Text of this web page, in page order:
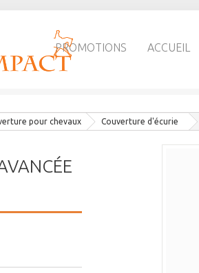
PROMOTIONS ACCUEIL
pour chevaux Couverture d'écurie